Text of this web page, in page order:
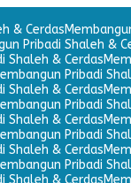
& Cerdas
Pribadi Shaleh &
Shaleh & Cerdas
Pribadi
Shaleh & Cerdas
Pribadi
Shaleh & Cerdas
Pribadi
Shaleh & Cerdas
Pribadi
Shaleh & Cerdas